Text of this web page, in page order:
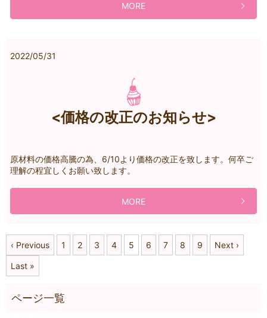
MORE
2022/05/31
<価格の改正のお知らせ>
原材料の価格高騰の為、6/10より価格の改正を致します。何卒ご
理解の程宜しくお願い致します。
MORE
‹ Previous 1 2 3 4 5 6 7 8 9 Next ›
Last »